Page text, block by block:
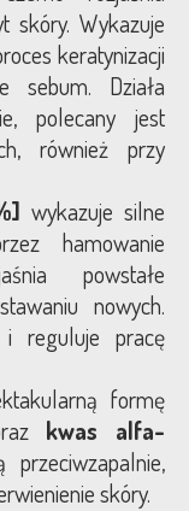
skóry. Wykazuje
keratynizacji
sebum. Działa
polecany jest
również przy
wykazuje silne
hamowanie
powstałe
nowych.
i reguluje pracę
formę
kwas alfa-
przeciwzapalnie,
skóry.